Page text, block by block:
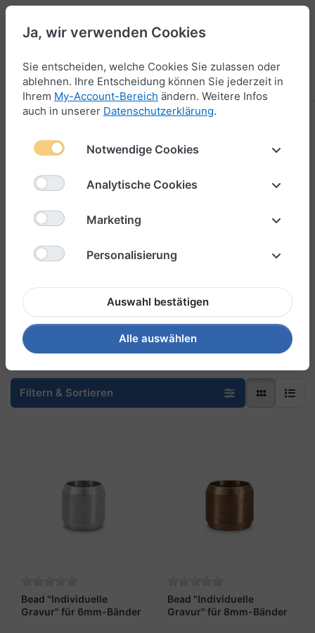
Menü Anmelden Vergleichen Wunschliste Warenkorb
1-24von52
Für unsere 8 mm Armbänder gibt eszahlreiche gravierte
dazugehörigen Koordinaten. Sollte dein Lieblingsort nicht
oder 8mm-Armband in deiner Lieblingsfarbe ganz
deines besonderen Platzes.
Ein einzigartiges Geschenk, ob zum Geburtstag, Jahrestag
oder als Erinnerung an gemeinsame Erlebnisse.
Filtern & Sortieren
Bead "Individuelle
Gravur" für 6mm-Bänder
Bead "Individuelle
Gravur" für 8mm-Bänder
Ja, wir verwenden Cookies
Sie entscheiden, welche Cookies Sie zulassen oder
ablehnen. Ihre Entscheidung können Sie jederzeit in
Ihrem My-Account-Bereich ändern. Weitere Infos
auch in unserer Datenschutzerklärung.
Notwendige Cookies
Analytische Cookies
Marketing
Personalisierung
Auswahl bestätigen
Alle auswählen